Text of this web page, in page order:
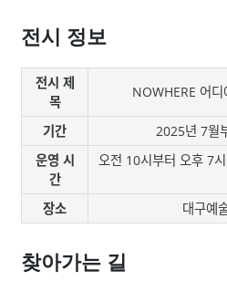
전시 정보
전시 제
목
NOWHERE 어
기간
2025년 7월
운영 시
간
오전 10시부터 오후 7
장소
대구예
찾아가는 길